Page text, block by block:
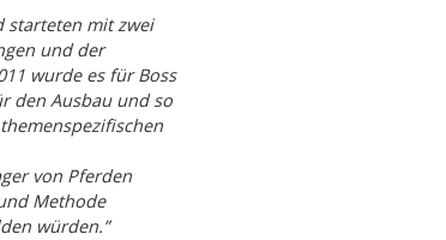
starteten mit zwei
und der
wurde es für Boss
den Ausbau und so
von Pferden
Methode
würden.”